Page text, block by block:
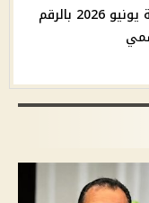
الاستعلام عن تكافل وكرامة يونيو 2026 بالرقم